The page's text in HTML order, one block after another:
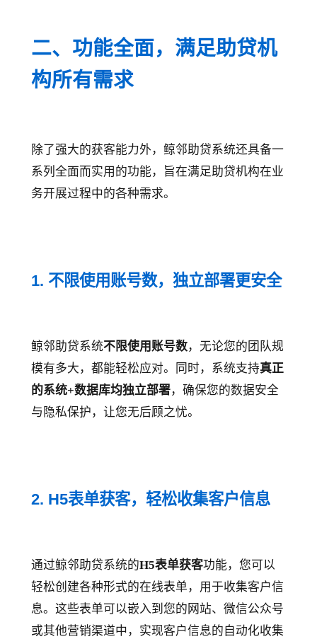
二、功能全面，满足助贷机
构所有需求
除了强大的获客能力外，鲸邻助贷系统还具备一
系列全面而实用的功能，旨在满足助贷机构在业
务开展过程中的各种需求。
1. 不限使用账号数，独立部署更安全
鲸邻助贷系统不限使用账号数，无论您的团队规
模有多大，都能轻松应对。同时，系统支持真正
的系统+数据库均独立部署，确保您的数据安全
与隐私保护，让您无后顾之忧。
2. H5表单获客，轻松收集客户信息
通过鲸邻助贷系统的H5表单获客功能，您可以
轻松创建各种形式的在线表单，用于收集客户信
息。这些表单可以嵌入到您的网站、微信公众号
或其他营销渠道中，实现客户信息的自动化收集